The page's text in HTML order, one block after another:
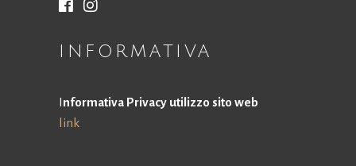
INFORMATIVA
Informativa Privacy utilizzo sito web
link